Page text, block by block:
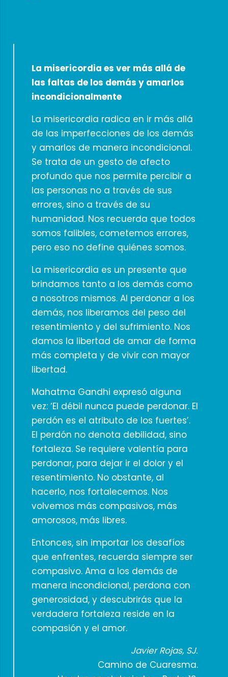
La misericordia es ver más allá de
las faltas de los demás y amarlos
incondicionalmente
La misericordia radica en ir más allá
de las imperfecciones de los demás
y amarlos de manera incondicional.
Se trata de un gesto de afecto
profundo que nos permite percibir a
las personas no a través de sus
errores, sino a través de su
humanidad. Nos recuerda que todos
somos falibles, cometemos errores,
pero eso no define quiénes somos.
La misericordia es un presente que
brindamos tanto a los demás como
a nosotros mismos. Al perdonar a los
demás, nos liberamos del peso del
resentimiento y del sufrimiento. Nos
damos la libertad de amar de forma
más completa y de vivir con mayor
libertad.
Mahatma Gandhi expresó alguna
vez: ‘El débil nunca puede perdonar. El
perdón es el atributo de los fuertes’.
El perdón no denota debilidad, sino
fortaleza. Se requiere valentía para
perdonar, para dejar ir el dolor y el
resentimiento. No obstante, al
hacerlo, nos fortalecemos. Nos
volvemos más compasivos, más
amorosos, más libres.
Entonces, sin importar los desafíos
que enfrentes, recuerda siempre ser
compasivo. Ama a los demás de
manera incondicional, perdona con
generosidad, y descubrirás que la
verdadera fortaleza reside en la
compasión y el amor.
Javier Rojas, SJ.
Camino de Cuaresma.